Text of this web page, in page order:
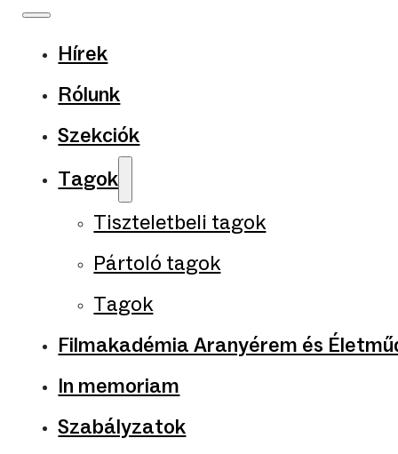
Hírek
Rólunk
Szekciók
Tagok
Tiszteletbeli tagok
Pártoló tagok
Tagok
Filmakadémia Aranyérem és
In memoriam
Szabályzatok